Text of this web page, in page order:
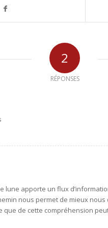
2
RÉPONSES
lune apporte un flux
nous permet de mieux
que de cette compréhension